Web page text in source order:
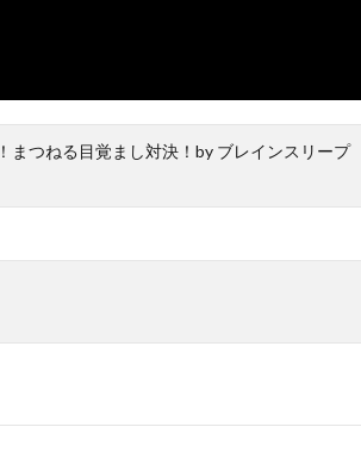
まつねる目覚まし対決！by ブレインスリープ